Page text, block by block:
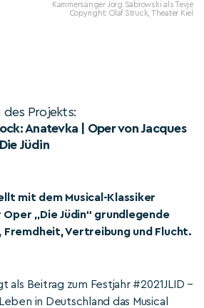
Kammersänger Jörg Sabrowski als Tevje
Copyright: Olaf Struck, Theater Kiel
des Projekts:
Anatevka | Oper von Jacques
Jüdin
mit dem Musical-Klassiker
„Die Jüdin“ grundlegende
Vertreibung und Flucht.
als Beitrag zum Festjahr #2021JLID –
in Deutschland das Musical